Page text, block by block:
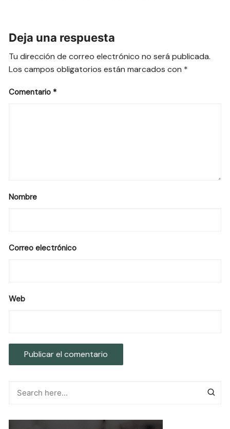
Deja una respuesta
Tu dirección de correo electrónico no será publicada.
Los campos obligatorios están marcados con *
Comentario *
Nombre
Correo electrónico
Web